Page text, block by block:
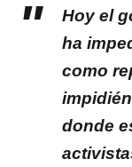
Hoy el
ha
como
donde